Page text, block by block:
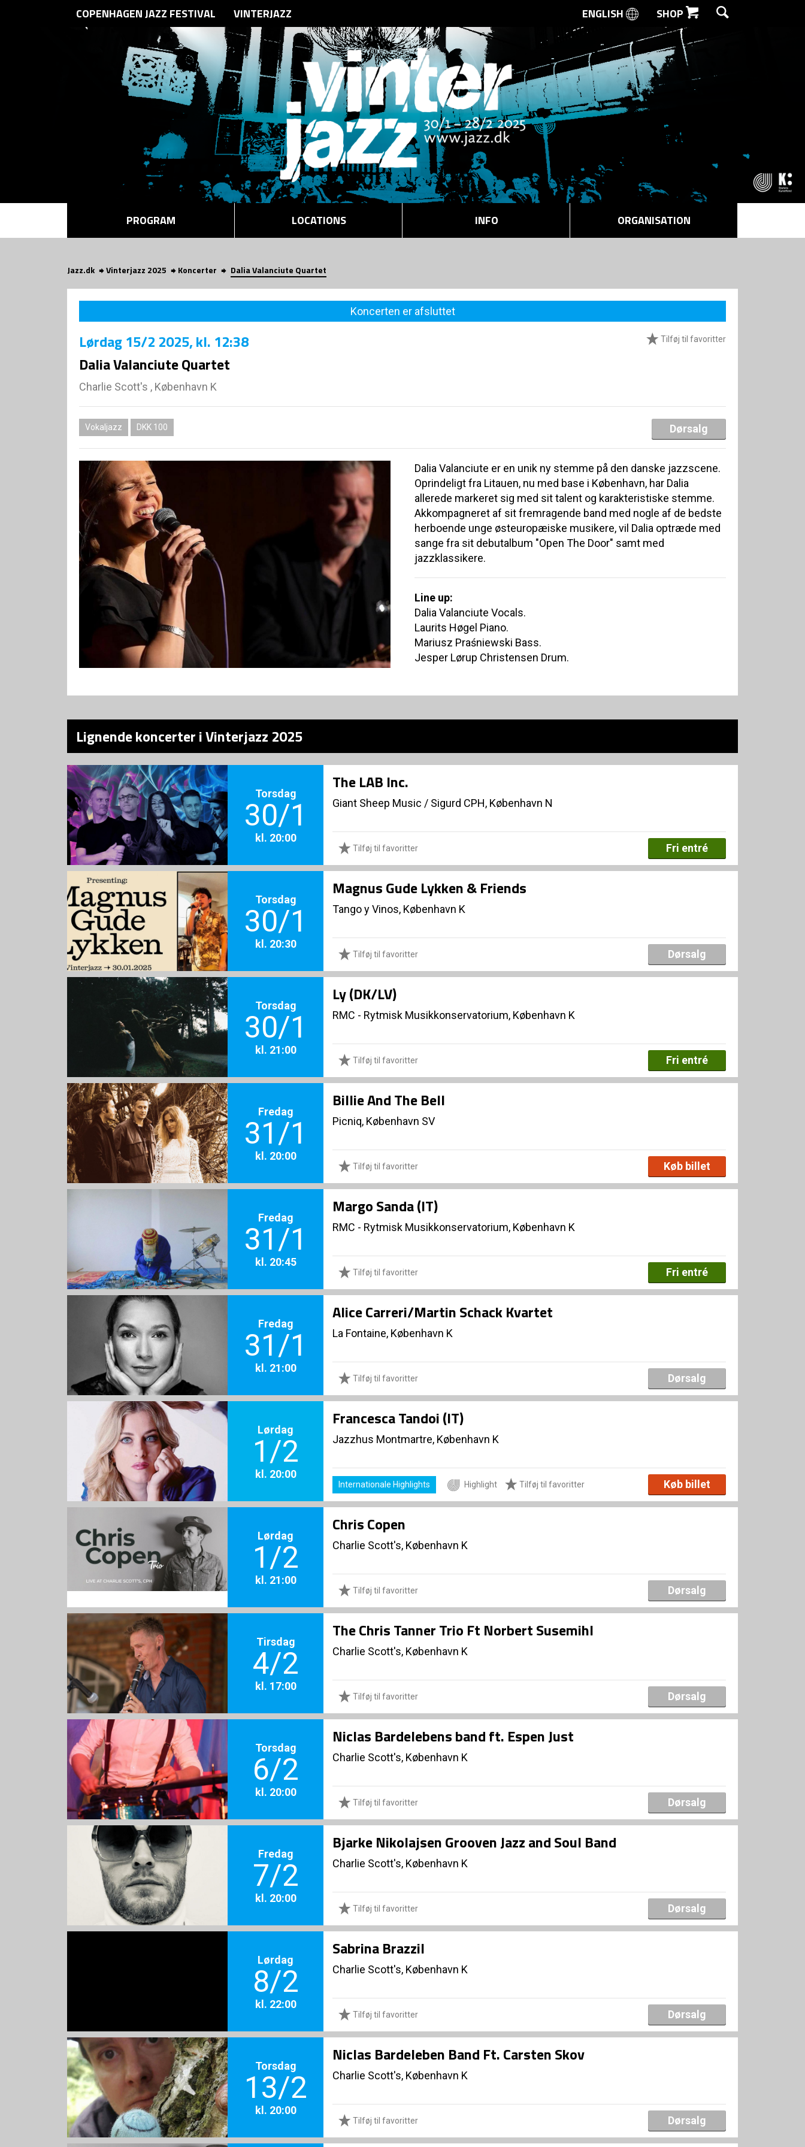
SØG
COPENHAGEN JAZZ FESTIVAL VINTERJAZZ ENGLISH SHOP
PROGRAM LOCATIONS INFO ORGANISATION
Jazz.dk Vinterjazz 2025 Koncerter Dalia Valanciute Quartet
Koncerten er afsluttet
Tilføj til favoritter
Lørdag15/2 2025, kl. 12:38
Dalia Valanciute Quartet
Charlie Scott's , København K
Vokaljazz DKK 100 Dørsalg
Dalia Valanciute er en unik ny stemme på den danske jazzscene.
Oprindeligt fra Litauen, nu med base i København, har Dalia
allerede markeret sig med sit talent og karakteristiske stemme.
Akkompagneret af sit fremragende band med nogle af de bedste
herboende unge østeuropæiske musikere, vil Dalia optræde med
sange fra sit debutalbum "Open The Door" samt med
jazzklassikere.
Line up:
Dalia Valanciute Vocals.
Laurits Høgel Piano.
Mariusz Praśniewski Bass.
Jesper Lørup Christensen Drum.
Lignende koncerter i Vinterjazz 2025
Torsdag
30/1
kl. 20:00
The LAB Inc.
Giant Sheep Music / Sigurd CPH, København N
Tilføj til favoritter Fri entré
Torsdag
30/1
kl. 20:30
Magnus Gude Lykken & Friends
Tango y Vinos, København K
Tilføj til favoritter Dørsalg
Torsdag
30/1
kl. 21:00
Ly (DK/LV)
RMC - Rytmisk Musikkonservatorium, København K
Tilføj til favoritter Fri entré
Fredag
31/1
kl. 20:00
Billie And The Bell
Picniq, København SV
Tilføj til favoritter Køb billet
Fredag
31/1
kl. 20:45
Margo Sanda (IT)
RMC - Rytmisk Musikkonservatorium, København K
Tilføj til favoritter Fri entré
Fredag
31/1
kl. 21:00
Alice Carreri/Martin Schack Kvartet
La Fontaine, København K
Tilføj til favoritter Dørsalg
Lørdag
1/2
kl. 20:00
Francesca Tandoi (IT)
Jazzhus Montmartre, København K
Internationale Highlights Highlight Tilføj til favoritter Køb billet
Lørdag
1/2
kl. 21:00
Chris Copen
Charlie Scott's, København K
Tilføj til favoritter Dørsalg
Tirsdag
4/2
kl. 17:00
The Chris Tanner Trio Ft Norbert Susemihl
Charlie Scott's, København K
Tilføj til favoritter Dørsalg
Torsdag
6/2
kl. 20:00
Niclas Bardelebens band ft. Espen Just
Charlie Scott's, København K
Tilføj til favoritter Dørsalg
Fredag
7/2
kl. 20:00
Bjarke Nikolajsen Grooven Jazz and Soul Band
Charlie Scott's, København K
Tilføj til favoritter Dørsalg
Lørdag
8/2
kl. 22:00
Sabrina Brazzil
Charlie Scott's, København K
Tilføj til favoritter Dørsalg
Torsdag
13/2
kl. 20:00
Niclas Bardeleben Band Ft. Carsten Skov
Charlie Scott's, København K
Tilføj til favoritter Dørsalg